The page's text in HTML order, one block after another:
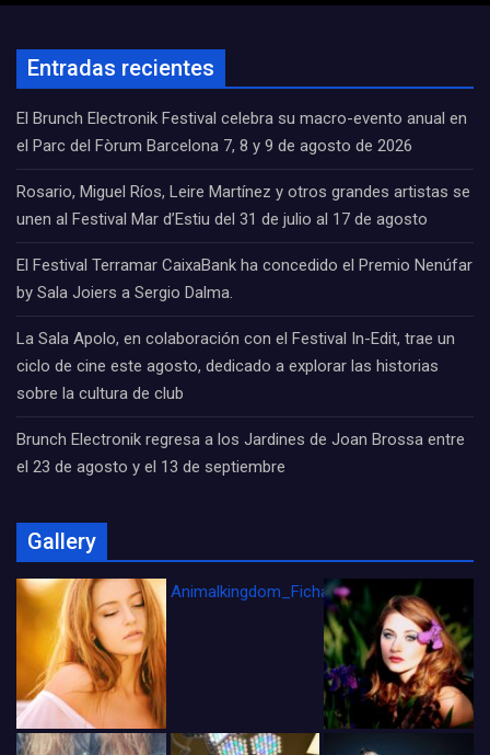
Entradas recientes
El Brunch Electronik Festival celebra su macro-evento anual en
el Parc del Fòrum Barcelona 7, 8 y 9 de agosto de 2026
Rosario, Miguel Ríos, Leire Martínez y otros grandes artistas se
unen al Festival Mar d’Estiu del 31 de julio al 17 de agosto
El Festival Terramar CaixaBank ha concedido el Premio Nenúfar
by Sala Joiers a Sergio Dalma.
La Sala Apolo, en colaboración con el Festival In-Edit, trae un
ciclo de cine este agosto, dedicado a explorar las historias
sobre la cultura de club
Brunch Electronik regresa a los Jardines de Joan Brossa entre
el 23 de agosto y el 13 de septiembre
Gallery
Animalkingdom_FichaCine